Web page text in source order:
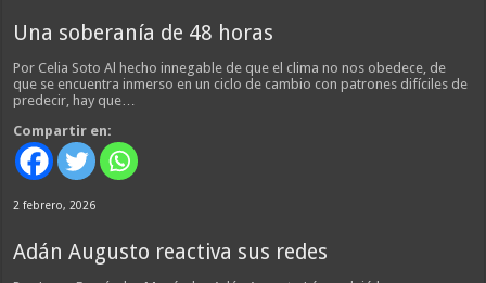
Una soberanía de 48 horas
Por Celia Soto Al hecho innegable de que el clima no nos obedece, de
que se encuentra inmerso en un ciclo de cambio con patrones difíciles de
predecir, hay que…
Compartir en:
2 febrero, 2026
Adán Augusto reactiva sus redes